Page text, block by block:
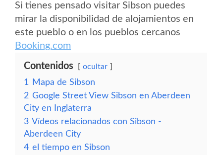
Si tienes pensado visitar Sibson puedes
mirar la disponibilidad de alojamientos en
este pueblo o en los pueblos cercanos
Booking.com
Contenidos ocultar
1
Mapa de Sibson
2 Google Street View Sibson en Aberdeen
City en Inglaterra
3 Vídeos relacionados con Sibson -
Aberdeen City
4 el tiempo en Sibson